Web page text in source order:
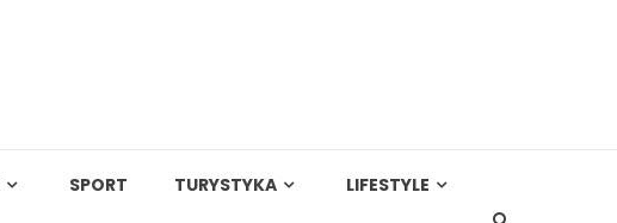
SPORT TURYSTYKA LIFESTYLE